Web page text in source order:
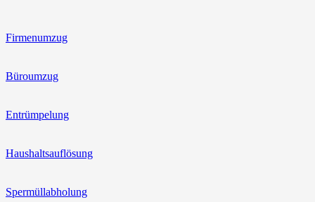
Firmenumzug
Büroumzug
Entrümpelung
Haushaltsauflösung
Spermüllabholung